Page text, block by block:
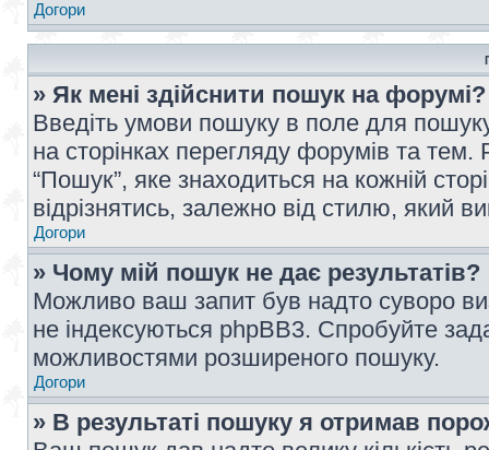
Догори
» Як мені здійснити пошук на форумі?
Введіть умови пошуку в поле для
на сторінках перегляду форумів та
“Пошук”, яке знаходиться на кожній
відрізнятись, залежно від стилю, який
Догори
» Чому мій пошук не дає результатів?
Можливо ваш запит був надто суворо
не індексуються phpBB3. Спробуйте
можливостями розширеного пошуку.
Догори
» В результаті пошуку я отримав